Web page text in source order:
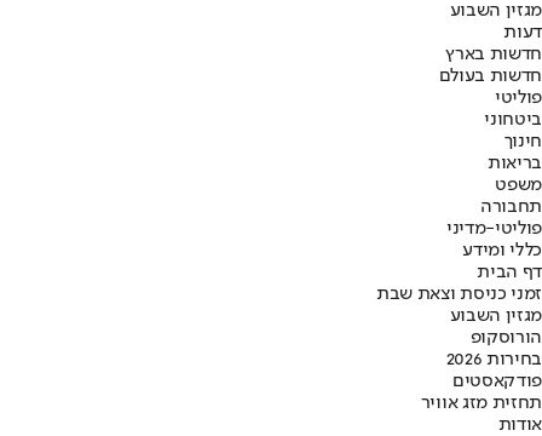
מגזין השבוע
דעות
חדשות בארץ
חדשות בעולם
פוליטי
ביטחוני
חינוך
בריאות
משפט
תחבורה
פוליטי-מדיני
כללי ומידע
דף הבית
זמני כניסת וצאת שבת
מגזין השבוע
הורוסקופ
בחירות 2026
פודקאסטים
תחזית מזג אוויר
אודות